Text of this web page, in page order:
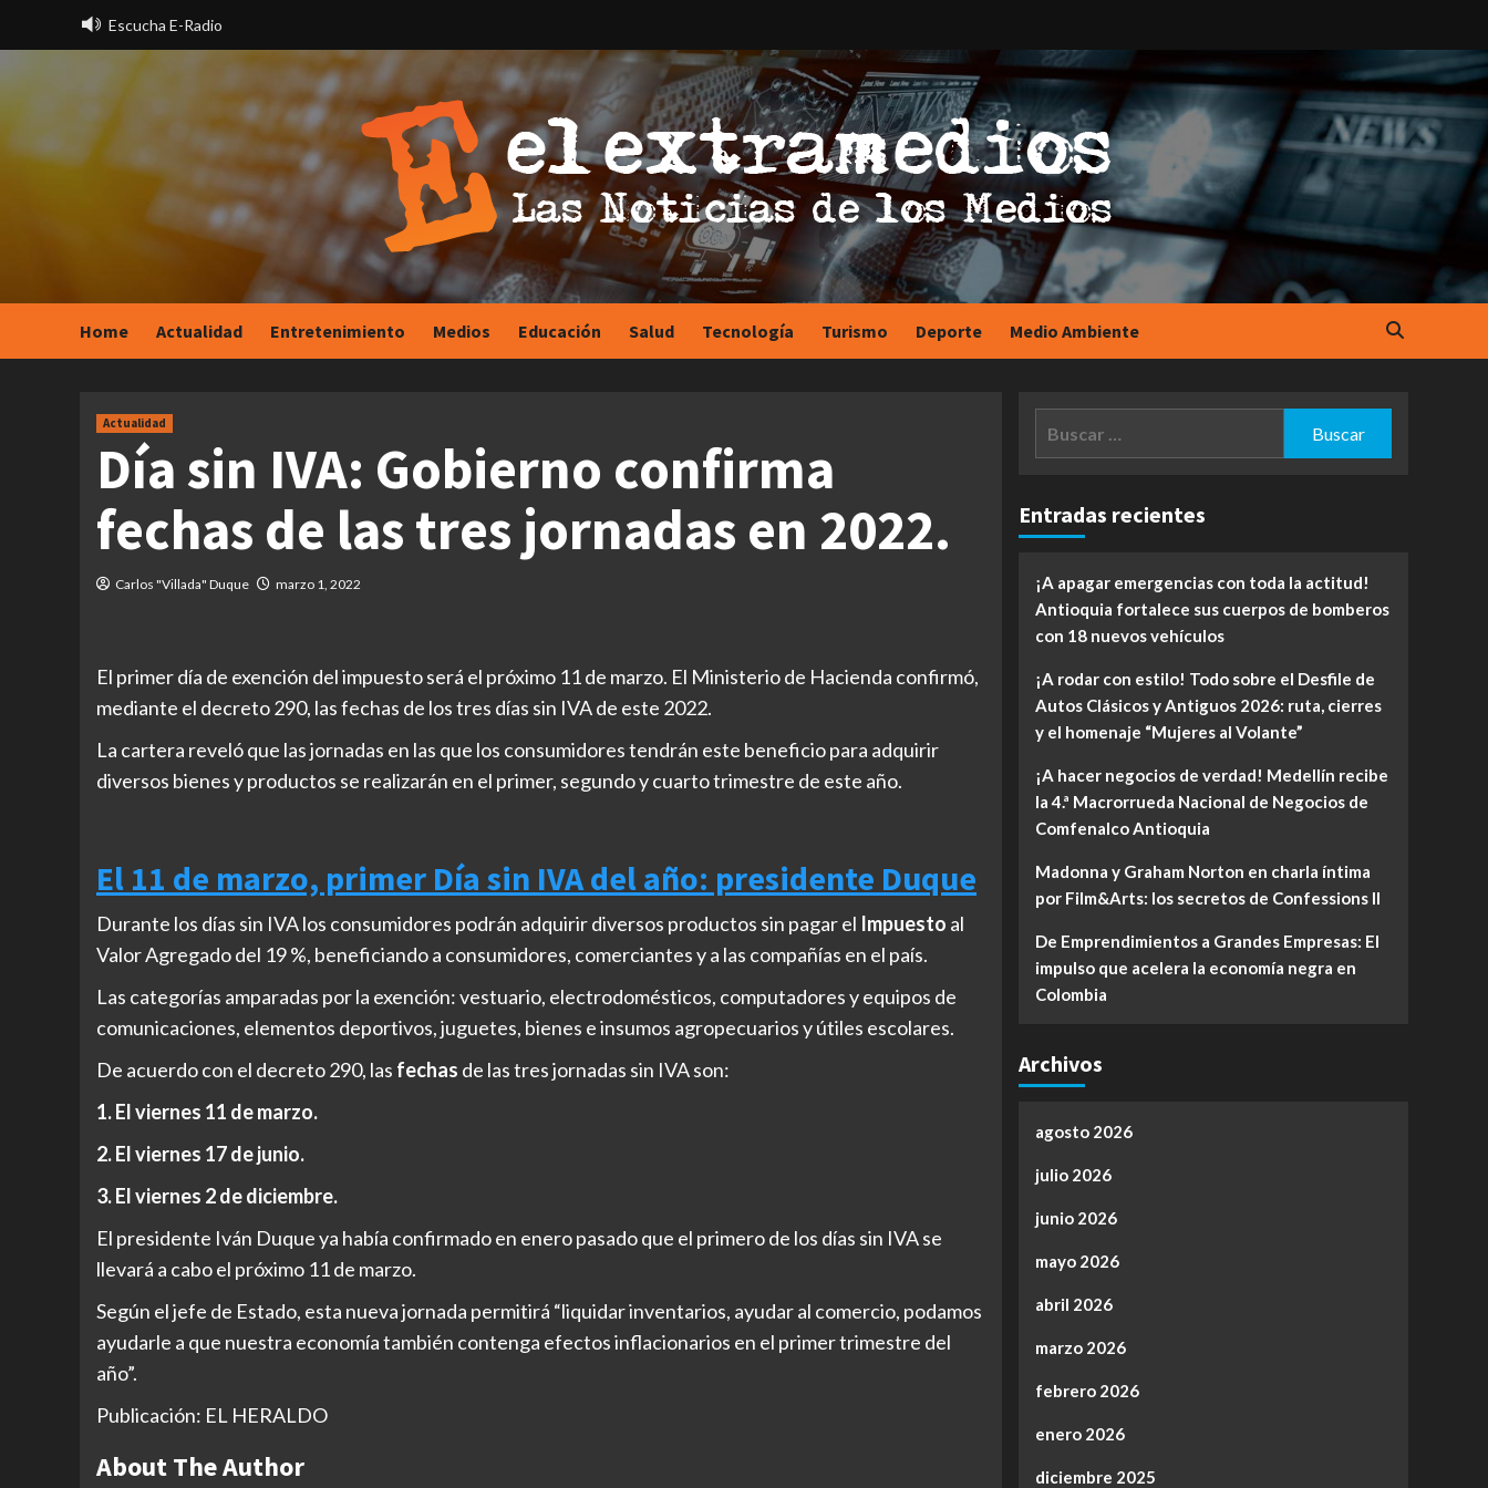
Escucha E-Radio
Home Actualidad Entretenimiento Medios Educación Salud Tecnología Turismo Deporte Medio Ambiente
Actualidad
Día sin IVA: Gobierno confirma
fechas de las tres jornadas en 2022.
Carlos "Villada" Duque marzo 1, 2022
El primer día de exención del impuesto será el próximo 11 de marzo. El Ministerio de Hacienda confirmó,
mediante el decreto 290, las fechas de los tres días sin IVA de este 2022.
La cartera reveló que las jornadas en las que los consumidores tendrán este beneficio para adquirir
diversos bienes y productos se realizarán en el primer, segundo y cuarto trimestre de este año.
El 11 de marzo, primer Día sin IVA del año: presidente Duque
Durante los días sin IVA los consumidores podrán adquirir diversos productos sin pagar el Impuesto al
Valor Agregado del 19 %, beneficiando a consumidores, comerciantes y a las compañías en el país.
Las categorías amparadas por la exención: vestuario, electrodomésticos, computadores y equipos de
comunicaciones, elementos deportivos, juguetes, bienes e insumos agropecuarios y útiles escolares.
De acuerdo con el decreto 290, las fechas de las tres jornadas sin IVA son:
1. El viernes 11 de marzo.
2. El viernes 17 de junio.
3. El viernes 2 de diciembre.
El presidente Iván Duque ya había confirmado en enero pasado que el primero de los días sin IVA se
llevará a cabo el próximo 11 de marzo.
Según el jefe de Estado, esta nueva jornada permitirá “liquidar inventarios, ayudar al comercio, podamos
ayudarle a que nuestra economía también contenga efectos inflacionarios en el primer trimestre del
año”.
Publicación: EL HERALDO
About The Author
Entradas recientes
¡A apagar emergencias con toda la actitud!
Antioquia fortalece sus cuerpos de bomberos
con 18 nuevos vehículos
¡A rodar con estilo! Todo sobre el Desfile de
Autos Clásicos y Antiguos 2026: ruta, cierres
y el homenaje “Mujeres al Volante”
¡A hacer negocios de verdad! Medellín recibe
la 4.ª Macrorrueda Nacional de Negocios de
Comfenalco Antioquia
Madonna y Graham Norton en charla íntima
por Film&Arts: los secretos de Confessions II
De Emprendimientos a Grandes Empresas: El
impulso que acelera la economía negra en
Colombia
Archivos
agosto 2026
julio 2026
junio 2026
mayo 2026
abril 2026
marzo 2026
febrero 2026
enero 2026
diciembre 2025